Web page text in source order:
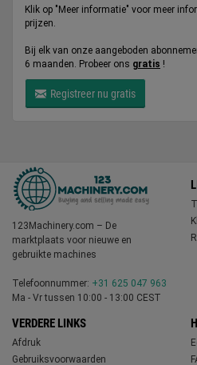
Klik op "Meer informatie" voor meer
prijzen.
Bij elk van onze aangeboden
6 maanden. Probeer ons gratis !
Registreer nu gratis
123Machinery.com – De
marktplaats voor nieuwe en
gebruikte machines
Telefoonnummer: +31 625 047 963
Ma - Vr tussen 10:00 - 13:00 CEST
VERDERE LINKS
Afdruk
Gebruiksvoorwaarden